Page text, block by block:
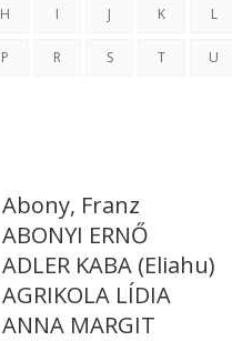
H I J K L
P R S T U
Abony, Franz
ABONYI ERNŐ
ADLER KABA (Eliahu)
AGRIKOLA LÍDIA
ANNA MARGIT